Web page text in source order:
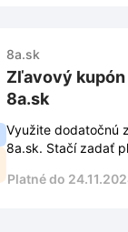
8a.sk
Zľavový
8a.sk
Využite dodatočnú
8a.sk. Stačí zadať
Platné do